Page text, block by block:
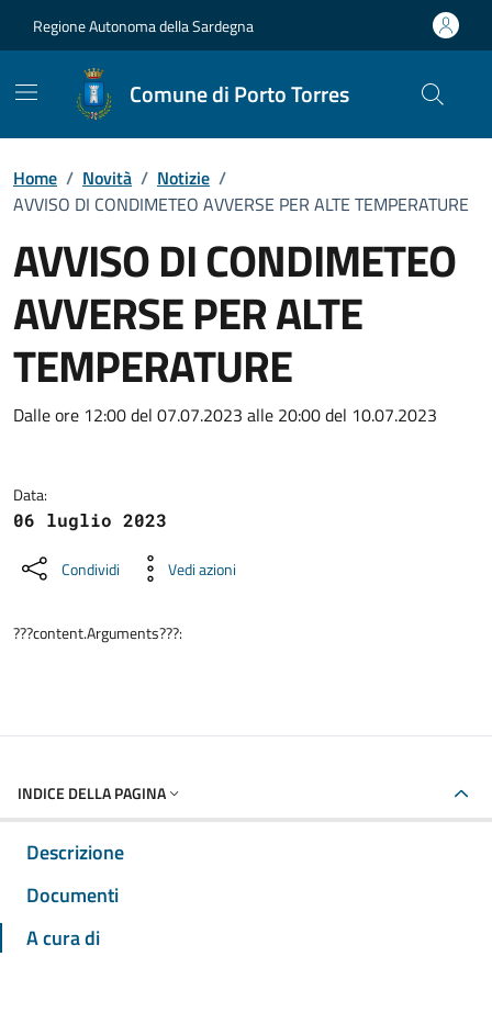
Regione Autonoma della Sardegna
Comune di Porto Torres
Home / Novità / Notizie /
AVVISO DI CONDIMETEO AVVERSE PER ALTE TEMPERATURE
AVVISO DI CONDIMETEO
AVVERSE PER ALTE
TEMPERATURE
Dettagli della notizia
Dalle ore 12:00 del 07.07.2023 alle 20:00 del 10.07.2023
Data:
06 luglio 2023
Condividi Vedi azioni
???content.Arguments???:
INDICE DELLA PAGINA
Descrizione
Documenti
A cura di